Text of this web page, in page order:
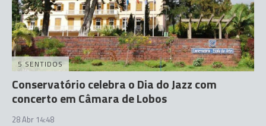
5 SENTIDOS
Conservatório celebra o Dia do Jazz com
concerto em Câmara de Lobos
28 Abr 14:48